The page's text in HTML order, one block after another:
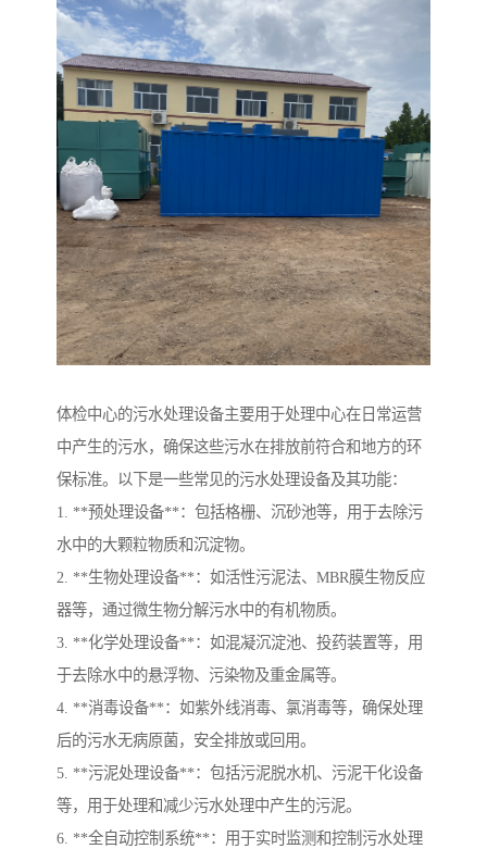
体检中心的污水处理设备主要用于处理中心在日常运营
中产生的污水，确保这些污水在排放前符合和地方的环
保标准。以下是一些常见的污水处理设备及其功能：
1. **预处理设备**：包括格栅、沉砂池等，用于去除污
水中的大颗粒物质和沉淀物。
2. **生物处理设备**：如活性污泥法、MBR膜生物反应
器等，通过微生物分解污水中的有机物质。
3. **化学处理设备**：如混凝沉淀池、投药装置等，用
于去除水中的悬浮物、污染物及重金属等。
4. **消毒设备**：如紫外线消毒、氯消毒等，确保处理
后的污水无病原菌，安全排放或回用。
5. **污泥处理设备**：包括污泥脱水机、污泥干化设备
等，用于处理和减少污水处理中产生的污泥。
6. **全自动控制系统**：用于实时监测和控制污水处理